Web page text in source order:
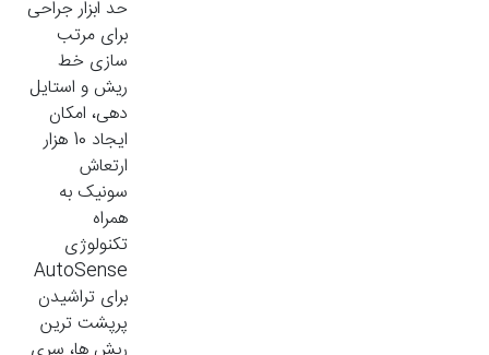
حد ابزار جراحی
برای مرتب
سازی خط
ریش و استایل
دهی، امکان
ایجاد 10 هزار
ارتعاش
سونیک به
همراه
تکنولوژی
AutoSense
برای تراشیدن
پرپشت ترین